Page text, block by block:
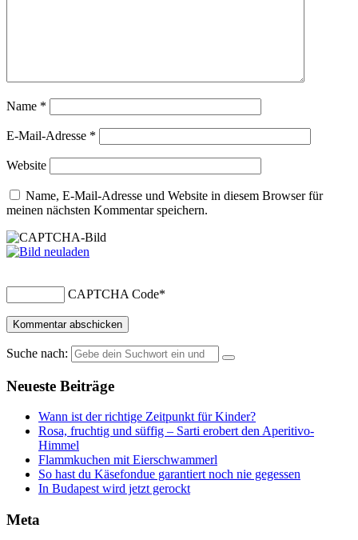
Name *
E-Mail-Adresse *
Website
Name, E-Mail-Adresse und Website in diesem Browser für
meinen nächsten Kommentar speichern.
CAPTCHA Code*
Suche nach:
Neueste Beiträge
Wann ist der richtige Zeitpunkt für Kinder?
Rosa, fruchtig und süffig – Sarti erobert den Aperitivo-
Himmel
Flammkuchen mit Eierschwammerl
So hast du Käsefondue garantiert noch nie gegessen
In Budapest wird jetzt gerockt
Meta